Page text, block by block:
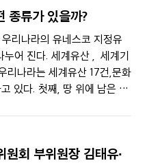
종류가 있을까?
리나라의 유네스코 지정유
누어 진다. 세계유산 , 세계기
리나라는 세계유산 17건,문화
있다. 첫째, 땅 위에 남은 세
회 부위원장 김태유·